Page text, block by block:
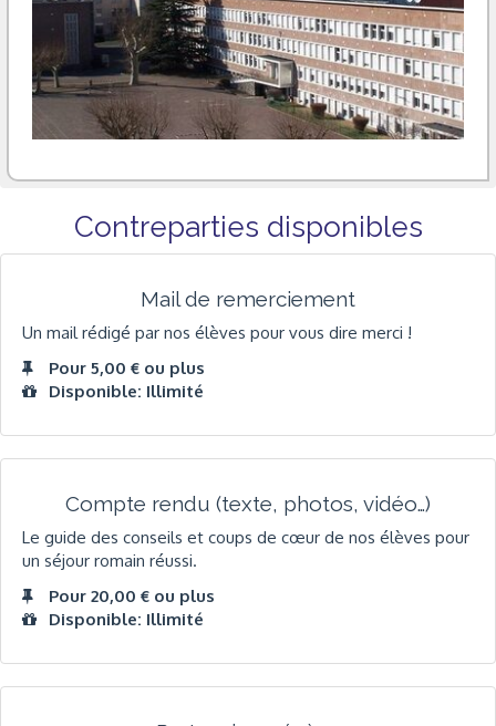
Contreparties disponibles
Mail de remerciement
Un mail rédigé par nos élèves pour vous dire merci !
Pour 5,00 € ou plus
Disponible: Illimité
Compte rendu (texte, photos, vidéo…)
Le guide des conseils et coups de cœur de nos élèves pour
un séjour romain réussi.
Pour 20,00 € ou plus
Disponible: Illimité